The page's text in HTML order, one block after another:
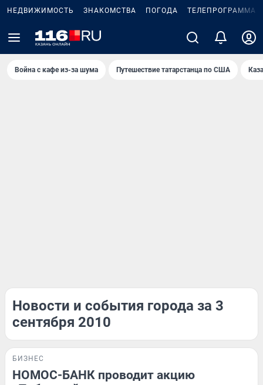
НЕДВИЖИМОСТЬ ЗНАКОМСТВА ПОГОДА ТЕЛЕПРОГРАММА
Война с кафе из-за шума Путешествие татарстанца по США
Новости и события города за 3
сентября 2010
БИЗНЕС
НОМОС-БАНК проводит акцию